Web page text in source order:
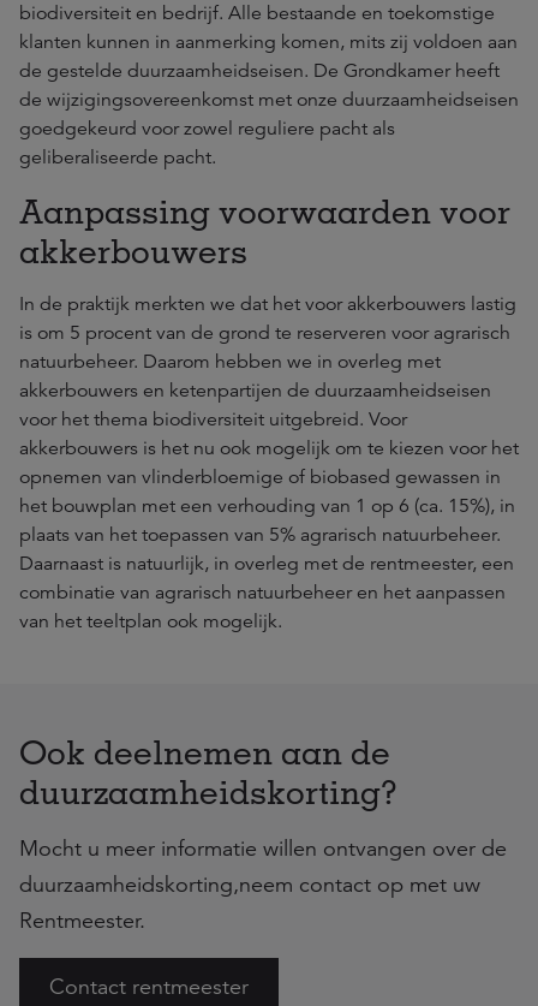
biodiversiteit en bedrijf. Alle bestaande en toekomstige
klanten kunnen in aanmerking komen, mits zij voldoen aan
de gestelde duurzaamheidseisen. De Grondkamer heeft
de wijzigingsovereenkomst met onze duurzaamheidseisen
goedgekeurd voor zowel reguliere pacht als
geliberaliseerde pacht.
Aanpassing voorwaarden voor
akkerbouwers
In de praktijk merkten we dat het voor akkerbouwers lastig
is om 5 procent van de grond te reserveren voor agrarisch
natuurbeheer. Daarom hebben we in overleg met
akkerbouwers en ketenpartijen de duurzaamheidseisen
voor het thema biodiversiteit uitgebreid. Voor
akkerbouwers is het nu ook mogelijk om te kiezen voor het
opnemen van vlinderbloemige of biobased gewassen in
het bouwplan met een verhouding van 1 op 6 (ca. 15%), in
plaats van het toepassen van 5% agrarisch natuurbeheer.
Daarnaast is natuurlijk, in overleg met de rentmeester, een
combinatie van agrarisch natuurbeheer en het aanpassen
van het teeltplan ook mogelijk.
Ook deelnemen aan de
duurzaamheidskorting?
Mocht u meer informatie willen ontvangen over de
duurzaamheidskorting,neem contact op met uw
Rentmeester.
Contact rentmeester